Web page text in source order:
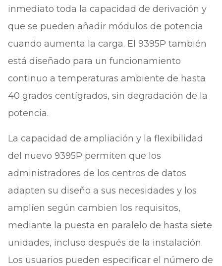
inmediato toda la capacidad de derivación y
que se pueden añadir módulos de potencia
cuando aumenta la carga. El 9395P también
está diseñado para un funcionamiento
continuo a temperaturas ambiente de hasta
40 grados centígrados, sin degradación de la
potencia.
La capacidad de ampliación y la flexibilidad
del nuevo 9395P permiten que los
administradores de los centros de datos
adapten su diseño a sus necesidades y los
amplíen según cambien los requisitos,
mediante la puesta en paralelo de hasta siete
unidades, incluso después de la instalación.
Los usuarios pueden especificar el número de